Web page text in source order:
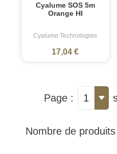
Cyalume SOS 5m
Orange HI
Cyalume Technologies
17,04 €
Page : 1
Nombre de